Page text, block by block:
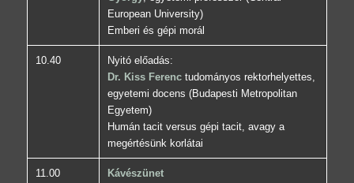
European University)
Emberi és gépi morál
10.40
Nyitó előadás:
Dr. Kiss Ferenctudományos rektorhelyettes,
egyetemi docens (Budapesti Metropolitan
Egyetem)
Humán tacit versus gépi tacit, avagy a
megértésünk korlátai
11.00 Kávészünet